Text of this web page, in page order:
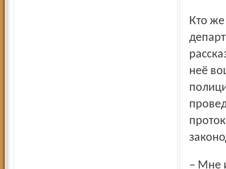
Кто же контролирует исполнение ФЗ № 69? В
неё
– Мне известно, что за год органами, которые отвечают за